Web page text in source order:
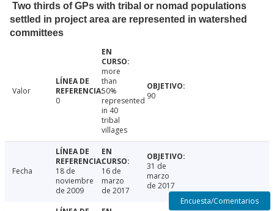
Two thirds of GPs with tribal or nomad populations
settled in project area are represented in watershed
committees
Valor
0
more
than
50%
represented
in 40
tribal
villages
90
Fecha
18 de
noviembre
de 2009
16 de
marzo
de 2017
31 de
marzo
de 2017
Encuesta/Comentarios